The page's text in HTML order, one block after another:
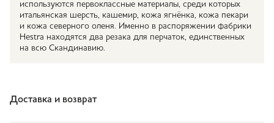
используются первоклассные материалы, среди которых
итальянская шерсть, кашемир, кожа ягнёнка, кожа пекари
и кожа северного оленя. Именно в распоряжении фабрики
Hestra находятся два резака для перчаток, единственных
на всю Скандинавию.
Доставка и возврат